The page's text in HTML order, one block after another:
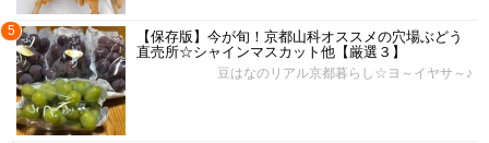
5
【保存版】今が旬！京都山科オススメの穴場ぶどう
直売所☆シャインマスカット他【厳選３】
豆はなのリアル京都暮らし☆ヨ～イヤサ～♪